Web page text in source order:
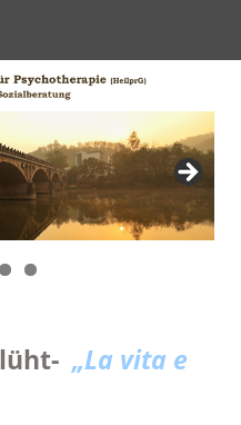
Psychotherapie
„La vita e